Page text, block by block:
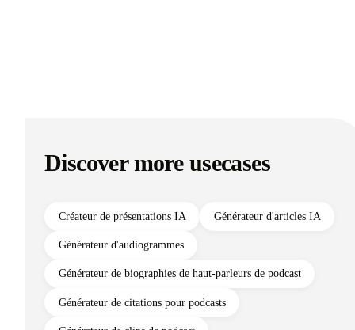
Discover more usecases
Créateur de présentations IA Générateur d'articles IA
Générateur d'audiogrammes
Générateur de biographies de haut-parleurs de podcast
Générateur de citations pour podcasts